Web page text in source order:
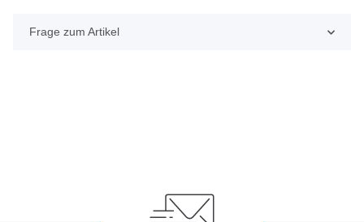
Frage zum Artikel